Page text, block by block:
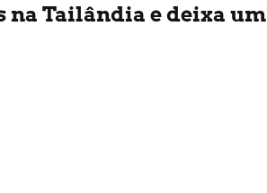
na Tailândia e deixa um